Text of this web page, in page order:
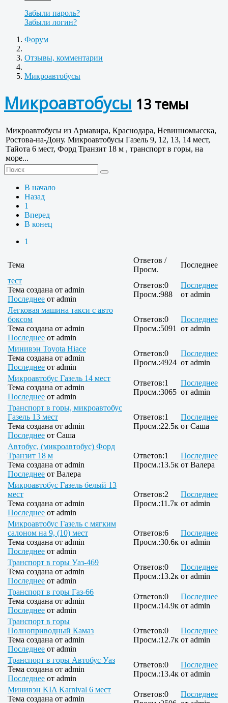
Забыли пароль?
Забыли логин?
Форум
Отзывы, комментарии
Микроавтобусы
Микроавтобусы 13 темы
Микроавтобусы из Армавира, Краснодара, Невинномысска,
Ростова-на-Дону. Микроавтобусы Газель 9, 12, 13, 14 мест,
Тайота 6 мест, Форд Транзит 18 м , транспорт в горы, на
море...
В начало
Назад
1
Вперед
В конец
1
Тема
Ответов /
Просм.
Последнее
тест
Тема создана от admin
Последнее от admin
Ответов:0
Просм.:988
Последнее
от admin
Легковая машина такси с авто
боксом
Тема создана от admin
Последнее от admin
Ответов:0
Просм.:5091
Последнее
от admin
Минивэн Toyota Hiace
Тема создана от admin
Последнее от admin
Ответов:0
Просм.:4924
Последнее
от admin
Микроавтобус Газель 14 мест
Тема создана от admin
Последнее от admin
Ответов:1
Просм.:3065
Последнее
от admin
Транспорт в горы, микроавтобус
Газель 13 мест
Тема создана от admin
Последнее от Саша
Ответов:1
Просм.:22.5к
Последнее
от Саша
Автобус, (микроавтобус) Форд
Транзит 18 м
Тема создана от admin
Последнее от Валера
Ответов:1
Просм.:13.5к
Последнее
от Валера
Микроавтобус Газель белый 13
мест
Тема создана от admin
Последнее от admin
Ответов:2
Просм.:11.7к
Последнее
от admin
Микроавтобус Газель с мягким
салоном на 9, (10) мест
Тема создана от admin
Последнее от admin
Ответов:6
Просм.:30.6к
Последнее
от admin
Транспорт в горы Уаз-469
Тема создана от admin
Последнее от admin
Ответов:0
Просм.:13.2к
Последнее
от admin
Транспорт в горы Газ-66
Тема создана от admin
Последнее от admin
Ответов:0
Просм.:14.9к
Последнее
от admin
Транспорт в горы
Полноприводный Камаз
Тема создана от admin
Последнее от admin
Ответов:0
Просм.:12.7к
Последнее
от admin
Транспорт в горы Автобус Уаз
Тема создана от admin
Последнее от admin
Ответов:0
Просм.:13.4к
Последнее
от admin
Минивэн KIA Karnival 6 мест
Тема создана от admin
Ответов:0
Последнее